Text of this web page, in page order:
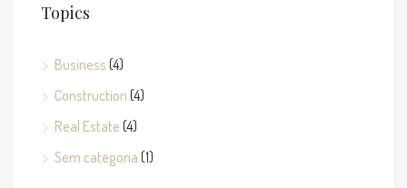
Topics
Business (4)
Construction (4)
Real Estate (4)
Sem categoria (1)